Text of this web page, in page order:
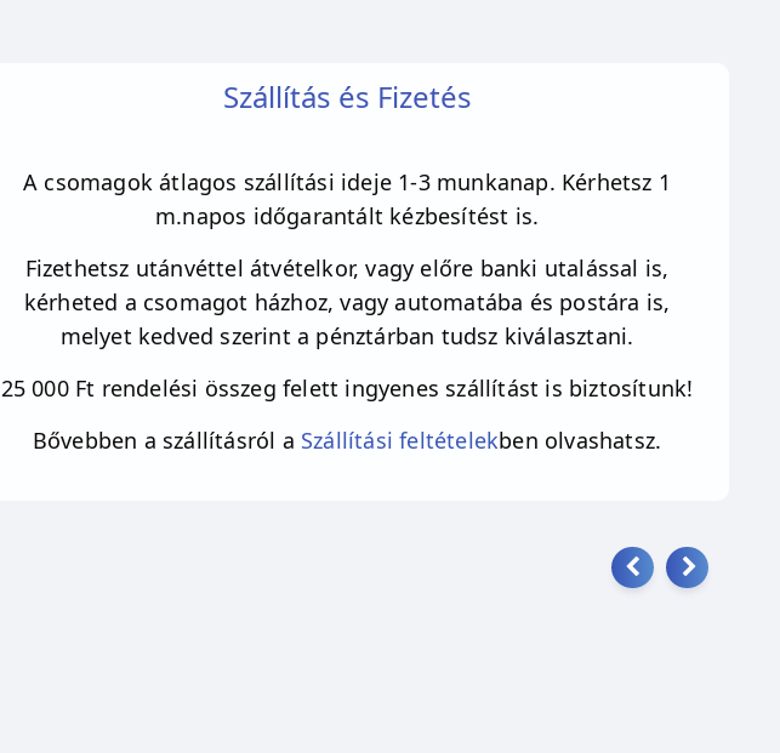
Szállítás és Fizetés
A csomagok átlagos szállítási ideje 1-3 munkanap. Kérhetsz 1
m.napos időgarantált kézbesítést is.
Fizethetsz utánvéttel átvételkor, vagy előre banki utalással is,
kérheted a csomagot házhoz, vagy automatába és postára is,
melyet kedved szerint a pénztárban tudsz kiválasztani.
25 000 Ft rendelési összeg felett ingyenes szállítást is biztosítunk!
Bővebben a szállításról a Szállítási feltételekben olvashatsz.